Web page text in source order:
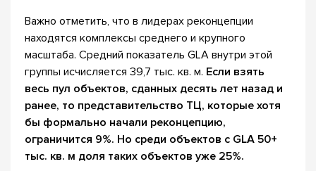
Важно отметить, что в лидерах реконцепции
находятся комплексы среднего и крупного
масштаба. Средний показатель GLA внутри этой
группы исчисляется 39,7 тыс. кв. м. Если взять
весь пул объектов, сданных десять лет назад и
ранее, то представительство ТЦ, которые хотя
бы формально начали реконцепцию,
ограничится 9%. Но среди объектов с GLA 50+
тыс. кв. м доля таких объектов уже 25%.